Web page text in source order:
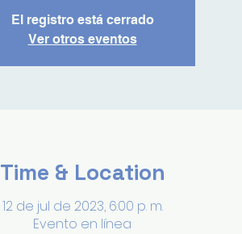
El registro está cerrado
Ver otros eventos
Time & Location
12 de jul de 2023, 6:00 p. m.
Evento en línea